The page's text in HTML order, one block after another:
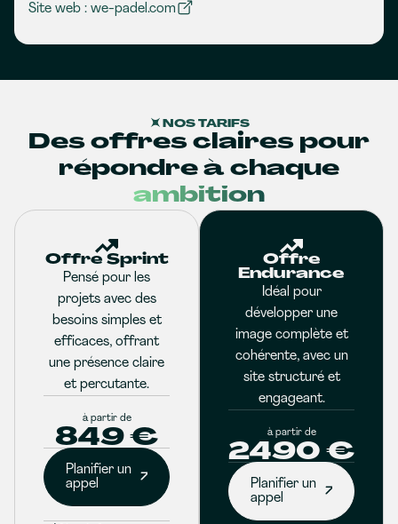
Site web : we-padel.com
NOS TARIFS
Des offres claires pour
répondre à chaque
ambition
Offre Sprint
Pensé pour les
projets avec des
besoins simples et
efficaces, offrant
une présence claire
et percutante.
à partir de
849 €
Planifier un
appel
Offre
Endurance
Idéal pour
développer une
image complète et
cohérente, avec un
site structuré et
engageant.
à partir de
2490 €
Planifier un
appel